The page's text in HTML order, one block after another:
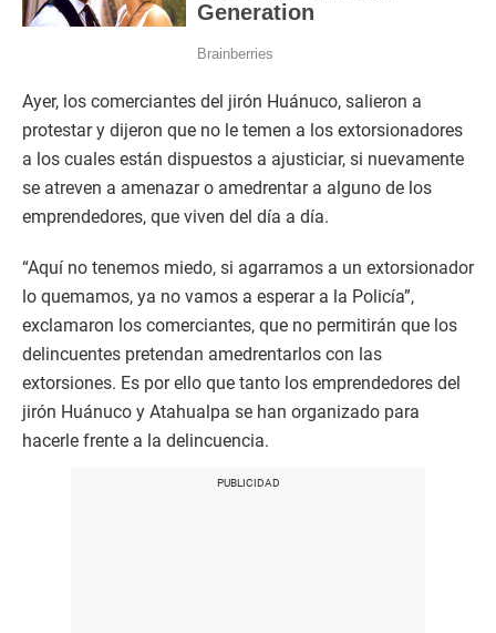
Ayer, los comerciantes del jirón Huánuco, salieron a
protestar y dijeron que no le temen a los extorsionadores
a los cuales están dispuestos a ajusticiar, si nuevamente
se atreven a amenazar o amedrentar a alguno de los
emprendedores, que viven del día a día.
“Aquí no tenemos miedo, si agarramos a un extorsionador
lo quemamos, ya no vamos a esperar a la Policía”,
exclamaron los comerciantes, que no permitirán que los
delincuentes pretendan amedrentarlos con las
extorsiones. Es por ello que tanto los emprendedores del
jirón Huánuco y Atahualpa se han organizado para
hacerle frente a la delincuencia.